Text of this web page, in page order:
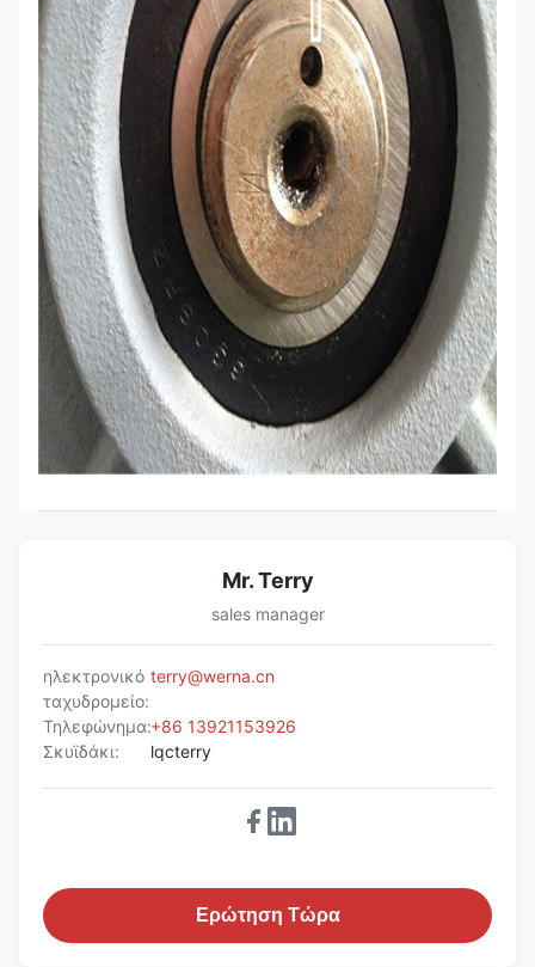
Mr. Terry
sales manager
ηλεκτρονικό
ταχυδρομείο:
terry@werna.cn
Τηλεφώνημα:+86 13921153926
Σκυϊδάκι:
lqcterry
Ερώτηση Τώρα